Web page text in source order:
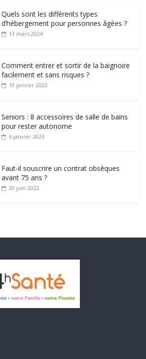
Quels sont les différents types
d’hébergement pour personnes âgées ?
13 mars 2024
Comment entrer et sortir de la baignoire
facilement et sans risques ?
10 janvier 2023
Seniors : 8 accessoires de salle de bains
pour rester autonome
6 janvier 2023
Faut-il souscrire un contrat obsèques
avant 75 ans ?
20 juin 2022